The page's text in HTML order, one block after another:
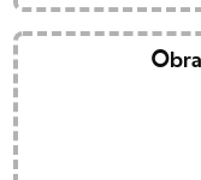
2025)